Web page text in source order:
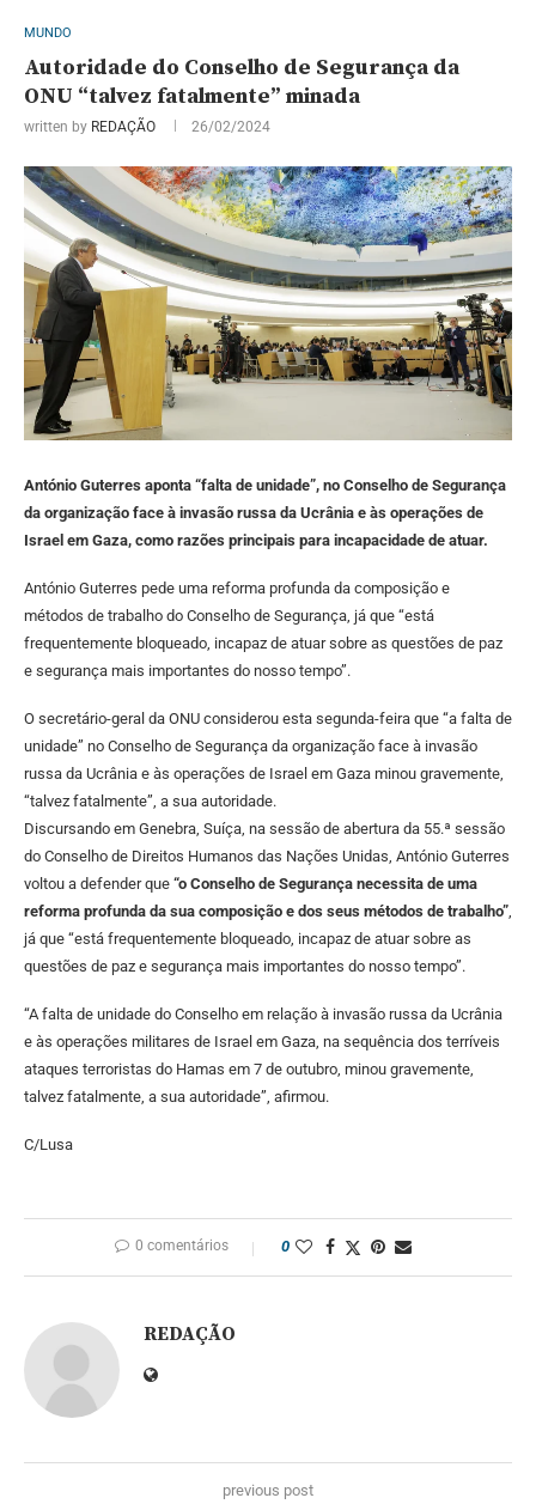
MUNDO
Autoridade do Conselho de Segurança da
ONU “talvez fatalmente” minada
written by REDAÇÃO 26/02/2024
António Guterres aponta “falta de unidade”, no Conselho de Segurança
da organização face à invasão russa da Ucrânia e às operações de
Israel em Gaza, como razões principais para incapacidade de atuar.
António Guterres pede uma reforma profunda da composição e
métodos de trabalho do Conselho de Segurança, já que “está
frequentemente bloqueado, incapaz de atuar sobre as questões de paz
e segurança mais importantes do nosso tempo”.
O secretário-geral da ONU considerou esta segunda-feira que “a falta de
unidade” no Conselho de Segurança da organização face à invasão
russa da Ucrânia e às operações de Israel em Gaza minou gravemente,
“talvez fatalmente”, a sua autoridade.
Discursando em Genebra, Suíça, na sessão de abertura da 55.ª sessão
do Conselho de Direitos Humanos das Nações Unidas, António Guterres
voltou a defender que “o Conselho de Segurança necessita de uma
reforma profunda da sua composição e dos seus métodos de trabalho”
já que “está frequentemente bloqueado, incapaz de atuar sobre as
questões de paz e segurança mais importantes do nosso tempo”.
“A falta de unidade do Conselho em relação à invasão russa da Ucrânia
e às operações militares de Israel em Gaza, na sequência dos terríveis
ataques terroristas do Hamas em 7 de outubro, minou gravemente,
talvez fatalmente, a sua autoridade”, afirmou.
C/Lusa
0 comentários 0
REDAÇÃO
previous post